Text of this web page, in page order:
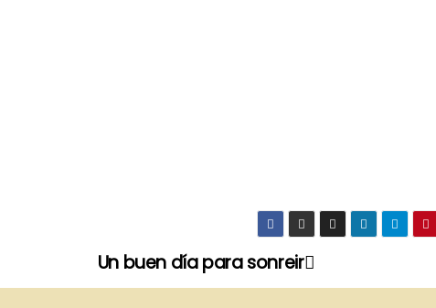
Un buen día para sonreir